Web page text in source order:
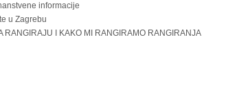
informacije
u Zagrebu
RANGIRAJU I KAKO MI RANGIRAMO RANGIRANJA